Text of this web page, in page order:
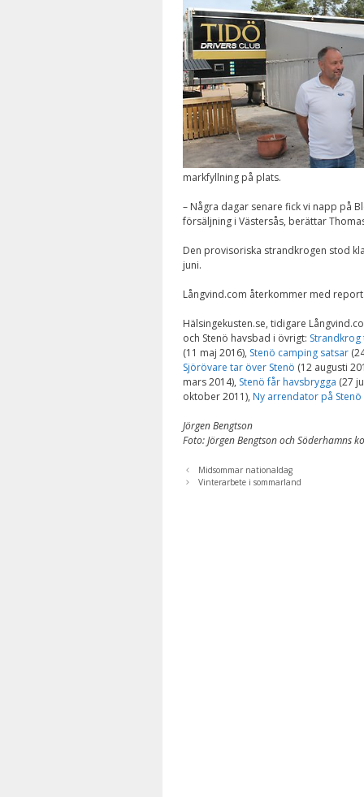
markfyllning på plats.
– Några dagar senare fick vi napp på
försäljning i Västersås, berättar
Den provisoriska strandkrogen stod
juni.
Långvind.com återkommer med
Hälsingekusten.se, tidigare
och Stenö havsbad i övrigt:
(11 maj 2016), Stenö camping satsar
Sjörövare tar över Stenö (12 augusti
mars 2014), Stenö får havsbrygga (27
oktober 2011), Ny arrendator på
Jörgen Bengtson
Foto: Jörgen Bengtson och Söderhamns
Midsommar nationaldag
Vinterarbete i sommarland